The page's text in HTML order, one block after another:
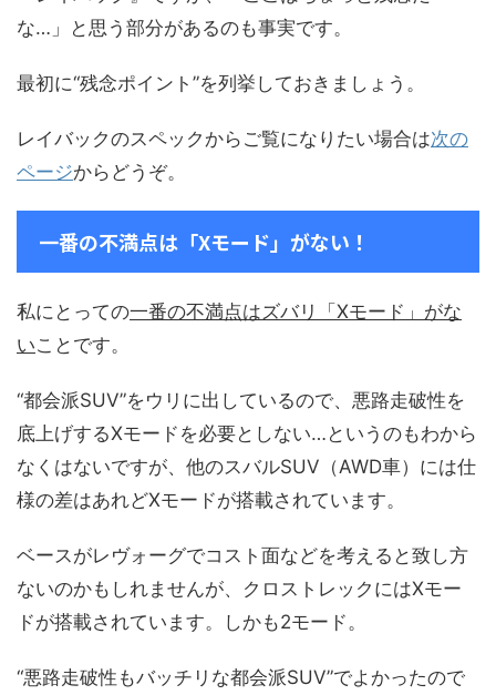
な…」と思う部分があるのも事実です。
最初に“残念ポイント”を列挙しておきましょう。
レイバックのスペックからご覧になりたい場合は次の
ページからどうぞ。
一番の不満点は「Xモード」がない！
私にとっての一番の不満点はズバリ「Xモード」がな
いことです。
“都会派SUV”をウリに出しているので、悪路走破性を
底上げするXモードを必要としない…というのもわから
なくはないですが、他のスバルSUV（AWD車）には仕
様の差はあれどXモードが搭載されています。
ベースがレヴォーグでコスト面などを考えると致し方
ないのかもしれませんが、クロストレックにはXモー
ドが搭載されています。しかも2モード。
“悪路走破性もバッチリな都会派SUV”でよかったので